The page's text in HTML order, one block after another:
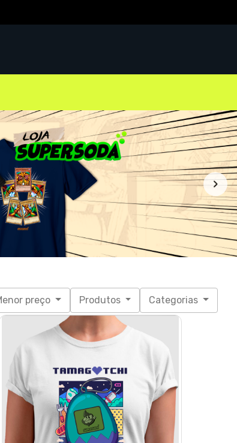
Menor preço Produtos Categorias
Tamagotchi (Baby Look)
R$ 79,90
3x de R$ 26,63sem juros
P, M, G, GG